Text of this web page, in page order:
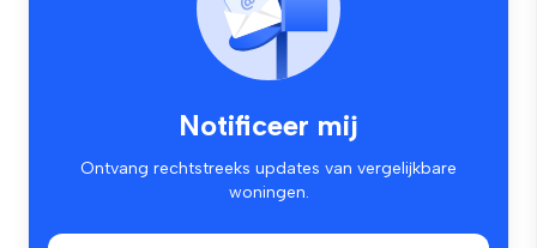
Notificeer mij
Ontvang rechtstreeks updates van vergelijkbare
woningen.